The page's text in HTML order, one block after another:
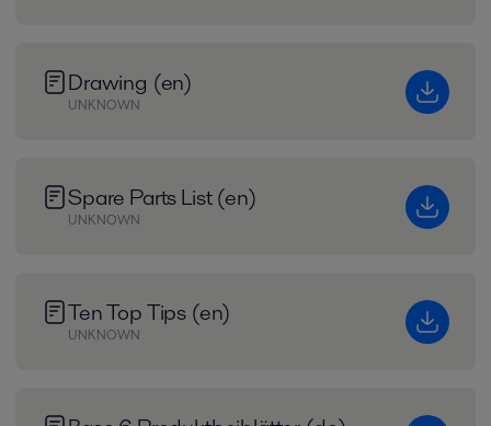
Drawing (en)
UNKNOWN
Spare Parts List (en)
UNKNOWN
Ten Top Tips (en)
UNKNOWN